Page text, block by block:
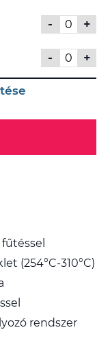
- +
- +
(254°C-310°C)
rendszer